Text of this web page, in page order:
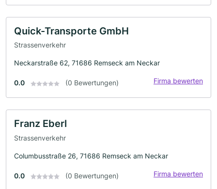
Quick-Transporte GmbH
Strassenverkehr
Neckarstraße 62, 71686 Remseck am Neckar
0.0 (0 Bewertungen) Firma bewerten
Franz Eberl
Strassenverkehr
Columbusstraße 26, 71686 Remseck am Neckar
0.0 (0 Bewertungen) Firma bewerten